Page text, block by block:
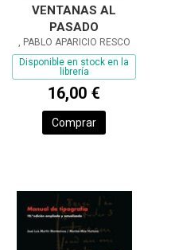
VENTANAS AL
PASADO
, PABLO APARICIO RESCO
Disponible en stock en la
librería
16,00 €
Comprar